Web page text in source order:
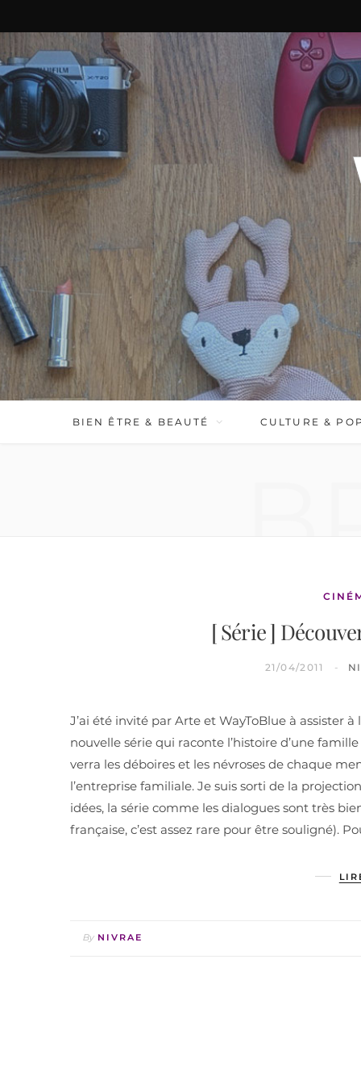
BIEN ÊTRE & BEAUTÉ CULTURE &
[ Série ]
21/04/2011
J’ai été invité par Arte et WayToBlue à assister
nouvelle série qui raconte l’histoire d’une
verra les déboires et les névroses de chaque
l’entreprise familiale. Je suis sorti de la
idées, la série comme les dialogues sont très
française, c’est assez rare pour être souligné).
By NIVRAE